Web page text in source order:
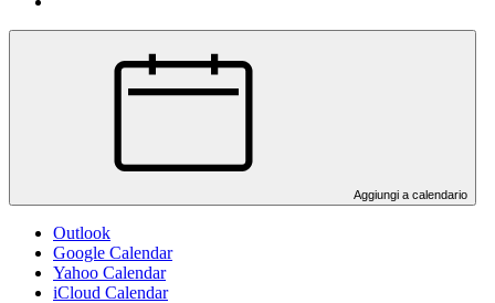
Aggiungi a calendario
Outlook
Google Calendar
Yahoo Calendar
iCloud Calendar